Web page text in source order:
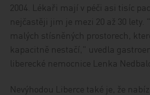
2004. Lékaři mají v péči asi tisíc
nejčastěji jim je mezi 20 až 30 lety.
malých stísněných prostorech,
kapacitně nestačí," uvedla
liberecké nemocnice Lenka
Nevýhodou Liberce také je, že